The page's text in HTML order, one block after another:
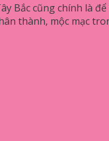
Bắc cũng chính là
thành, mộc mạc